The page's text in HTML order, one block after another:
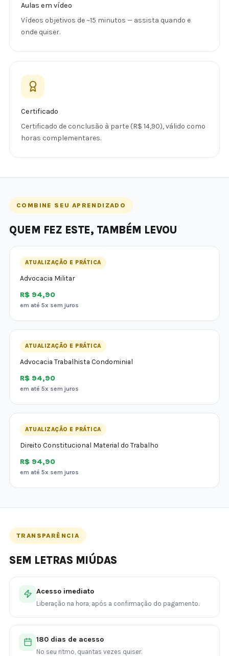
Aulas em vídeo
Vídeos objetivos de ~15 minutos — assista quando e
onde quiser.
Certificado
Certificado de conclusão à parte (R$ 14,90), válido como
horas complementares.
COMBINE SEU APRENDIZADO
QUEM FEZ ESTE, TAMBÉM LEVOU
ATUALIZAÇÃO E PRÁTICA
Advocacia Militar
R$ 94,90
em até 5x sem juros
ATUALIZAÇÃO E PRÁTICA
Advocacia Trabalhista Condominial
R$ 94,90
em até 5x sem juros
ATUALIZAÇÃO E PRÁTICA
Direito Constitucional Material do Trabalho
R$ 94,90
em até 5x sem juros
TRANSPARÊNCIA
SEM LETRAS MIÚDAS
Acesso imediato
Liberação na hora, após a confirmação do pagamento.
180 dias de acesso
No seu ritmo, quantas vezes quiser.